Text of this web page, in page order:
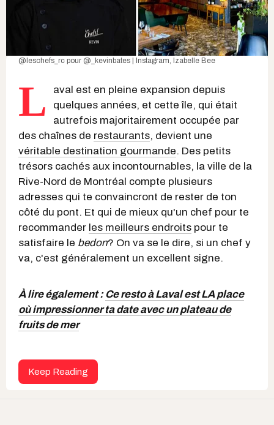
@leschefs_rc pour @_kevinbates | Instagram, Izabelle Bee
L
aval est en pleine expansion depuis
quelques années, et cette île, qui était
autrefois majoritairement occupée par
des chaînes de restaurants, devient une
véritable destination gourmande. Des petits
trésors cachés aux incontournables, la ville de la
Rive-Nord de Montréal compte plusieurs
adresses qui te convaincront de rester de ton
côté du pont. Et qui de mieux qu'un chef pour te
recommander les meilleurs endroits pour te
satisfaire le bedon? On va se le dire, si un chef y
va, c'est généralement un excellent signe.
À lire également : Ce resto à Laval est LA place
où impressionner ta date avec un plateau de
fruits de mer
Keep Reading